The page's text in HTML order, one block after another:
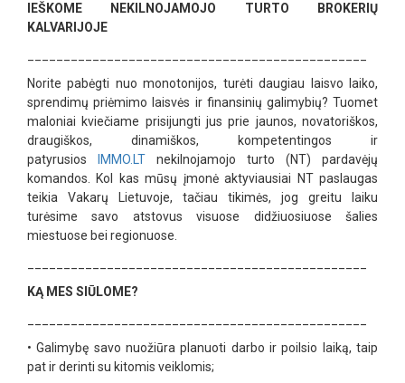
IEŠKOME NEKILNOJAMOJO TURTO BROKERIŲ
KALVARIJOJE
Norite pabėgti nuo monotonijos, turėti daugiau laisvo laiko,
sprendimų priėmimo laisvės ir finansinių galimybių? Tuomet
maloniai kviečiame prisijungti jus prie jaunos, novatoriškos,
draugiškos, dinamiškos, kompetentingos ir
patyrusios
IMMO.LT nekilnojamojo turto (NT) pardavėjų
komandos. Kol kas mūsų įmonė aktyviausiai NT paslaugas
teikia Vakarų Lietuvoje, tačiau tikimės, jog greitu laiku
turėsime savo atstovus visuose didžiuosiuose šalies
miestuose bei regionuose.
KĄ MES SIŪLOME?
• Galimybę savo nuožiūra planuoti darbo ir poilsio laiką, taip
pat ir derinti su kitomis veiklomis;